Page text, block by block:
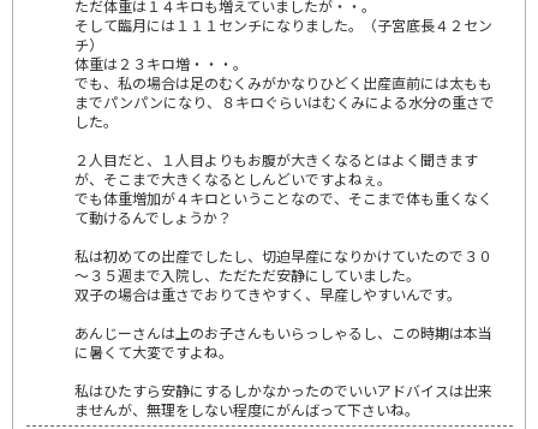
ただ体重は１４キロも増えていましたが・・。
そして臨月には１１１センチになりました。（子宮底長４２セン
チ）
体重は２３キロ増・・・。
でも、私の場合は足のむくみがかなりひどく出産直前には太もも
までパンパンになり、８キロぐらいはむくみによる水分の重さで
した。
２人目だと、１人目よりもお腹が大きくなるとはよく聞きます
が、そこまで大きくなるとしんどいですよねぇ。
でも体重増加が４キロということなので、そこまで体も重くなく
て動けるんでしょうか？
私は初めての出産でしたし、切迫早産になりかけていたので３０
～３５週まで入院し、ただただ安静にしていました。
双子の場合は重さでおりてきやすく、早産しやすいんです。
あんじーさんは上のお子さんもいらっしゃるし、この時期は本当
に暑くて大変ですよね。
私はひたすら安静にするしかなかったのでいいアドバイスは出来
ませんが、無理をしない程度にがんばって下さいね。